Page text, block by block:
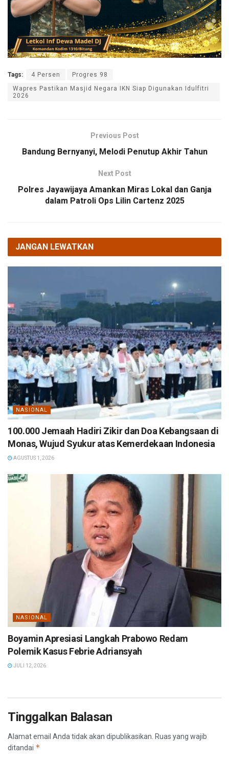
Tags: 4 Persen
Progres 98
Wapres Pastikan Masjid Negara IKN Siap Digunakan Idulfitri
2026
Previous Post
Bandung Bernyanyi, Melodi Penutup Akhir Tahun
Next Post
Polres Jayawijaya Amankan Miras Lokal dan Ganja
dalam Patroli Ops Lilin Cartenz 2025
JANGAN LEWATKAN
NASIONAL
100.000 Jemaah Hadiri Zikir dan Doa Kebangsaan di
Monas, Wujud Syukur atas Kemerdekaan Indonesia
AGUSTUS 1, 2026
NASIONAL
Boyamin Apresiasi Langkah Prabowo Redam
Polemik Kasus Febrie Adriansyah
JULI 12, 2026
Tinggalkan Balasan
Alamat email Anda tidak akan dipublikasikan. Ruas yang wajib
ditandai *